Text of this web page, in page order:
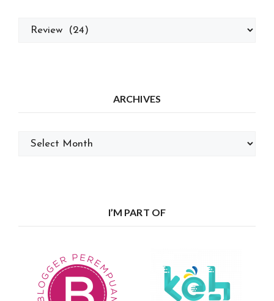
Categories
ARCHIVES
Archives
I’M PART OF